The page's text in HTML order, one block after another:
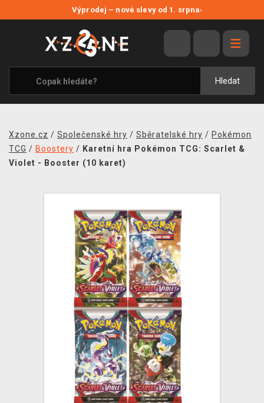
Výprodej – nové slevy od 1. srpna›
Hledat
VÝPRODEJ
VIDEOHRY
XZONE ORIGINALS
TÉMATIKY
MERCHANDISE
TCG & BOARDGAME HUB
VÝKUP HER (BAZAR)
Xzone.cz / Společenské hry / Sběratelské hry / Pokémon
TCG / Boostery / Karetní hra Pokémon TCG: Scarlet &
Violet - Booster (10 karet)